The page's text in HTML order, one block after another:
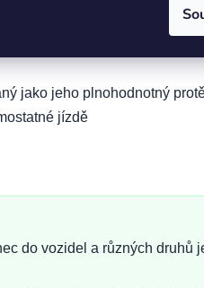
vozidel a různých druhů
dítěte i požadavky jeho
jako jeho plnohodnotný
jízdě
do vozidel a různých druhů